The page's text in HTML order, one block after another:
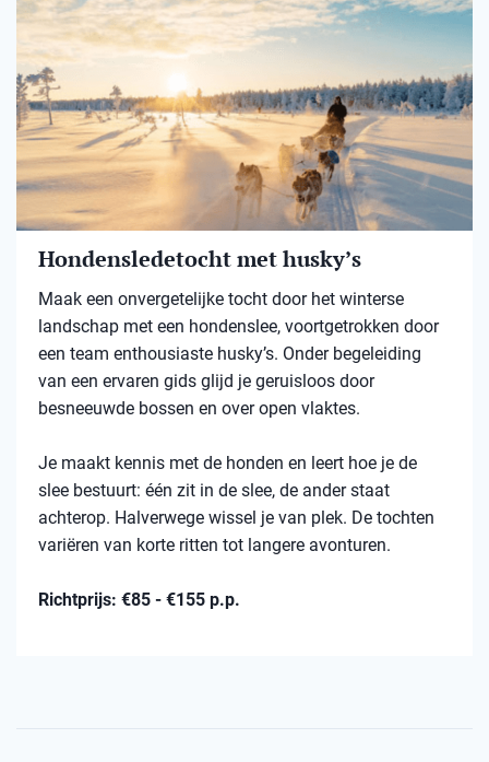
Hondensledetocht met husky’s
Maak een onvergetelijke tocht door het winterse
landschap met een hondenslee, voortgetrokken door
een team enthousiaste husky’s. Onder begeleiding
van een ervaren gids glijd je geruisloos door
besneeuwde bossen en over open vlaktes.
Je maakt kennis met de honden en leert hoe je de
slee bestuurt: één zit in de slee, de ander staat
achterop. Halverwege wissel je van plek. De tochten
variëren van korte ritten tot langere avonturen.
Richtprijs: €85 - €155 p.p.